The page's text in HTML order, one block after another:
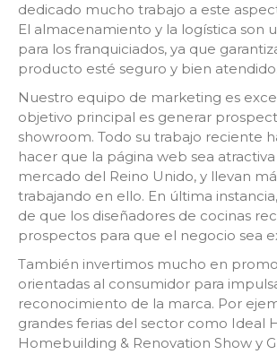
dedicado mucho trabajo a este
El almacenamiento y la logística son
para los franquiciados, ya que
producto esté seguro y bien atendido.
Nuestro equipo de marketing es
objetivo principal es generar
showroom. Todo su trabajo reciente
hacer que la página web sea
mercado del Reino Unido, y llevan
trabajando en ello. En última
de que los diseñadores de cocinas
prospectos para que el negocio sea
También invertimos mucho en
orientadas al consumidor para
reconocimiento de la marca. Por
grandes ferias del sector como Ideal
Homebuilding & Renovation Show y